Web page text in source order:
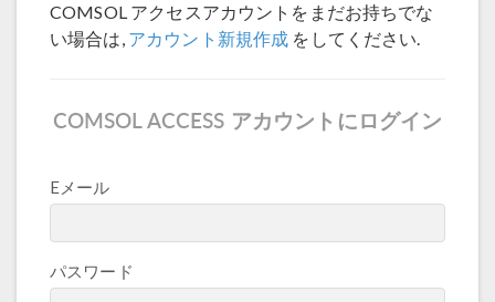
COMSOL アクセスアカウントをまだお持ちでな
い場合は, アカウント新規作成 をしてください.
COMSOL ACCESS アカウントにログイン
Eメール
パスワード